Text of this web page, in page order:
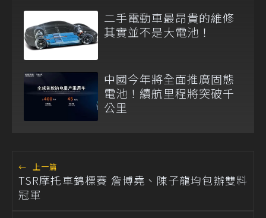
二手電動車最昂貴的維修
其實並不是大電池！
中國今年將全面推廣固態
電池！續航里程將突破千
公里
← 上一篇
TSR摩托車錦標賽 詹博堯、陳子龍均包辦雙料
冠軍